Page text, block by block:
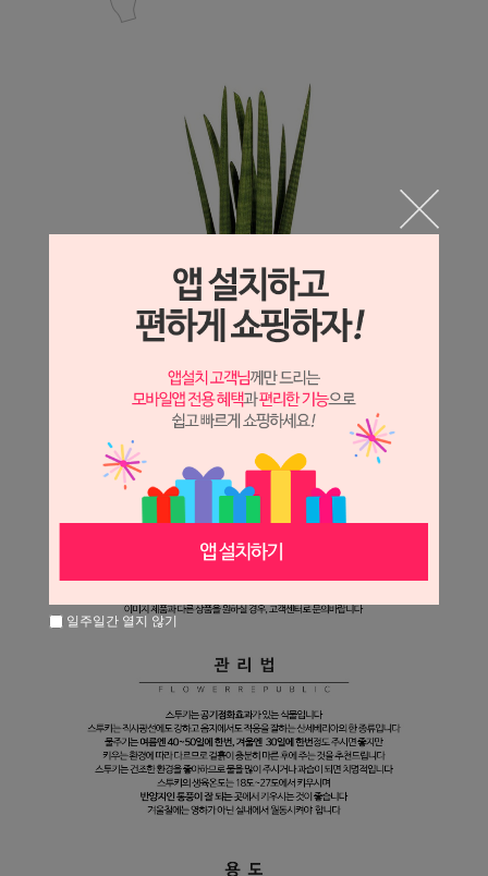
일주일간 열지 않기